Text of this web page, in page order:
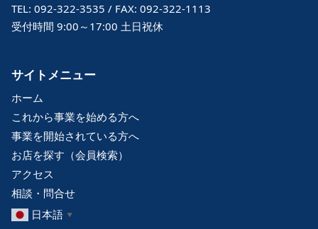
TEL: 092-322-3535 / FAX: 092-322-1113
受付時間 9:00～17:00 土日祝休
サイトメニュー
ホーム
これから事業を始める方へ
事業を開始されている方へ
お店を探す（会員検索）
アクセス
相談・問合せ
日本語 ▼